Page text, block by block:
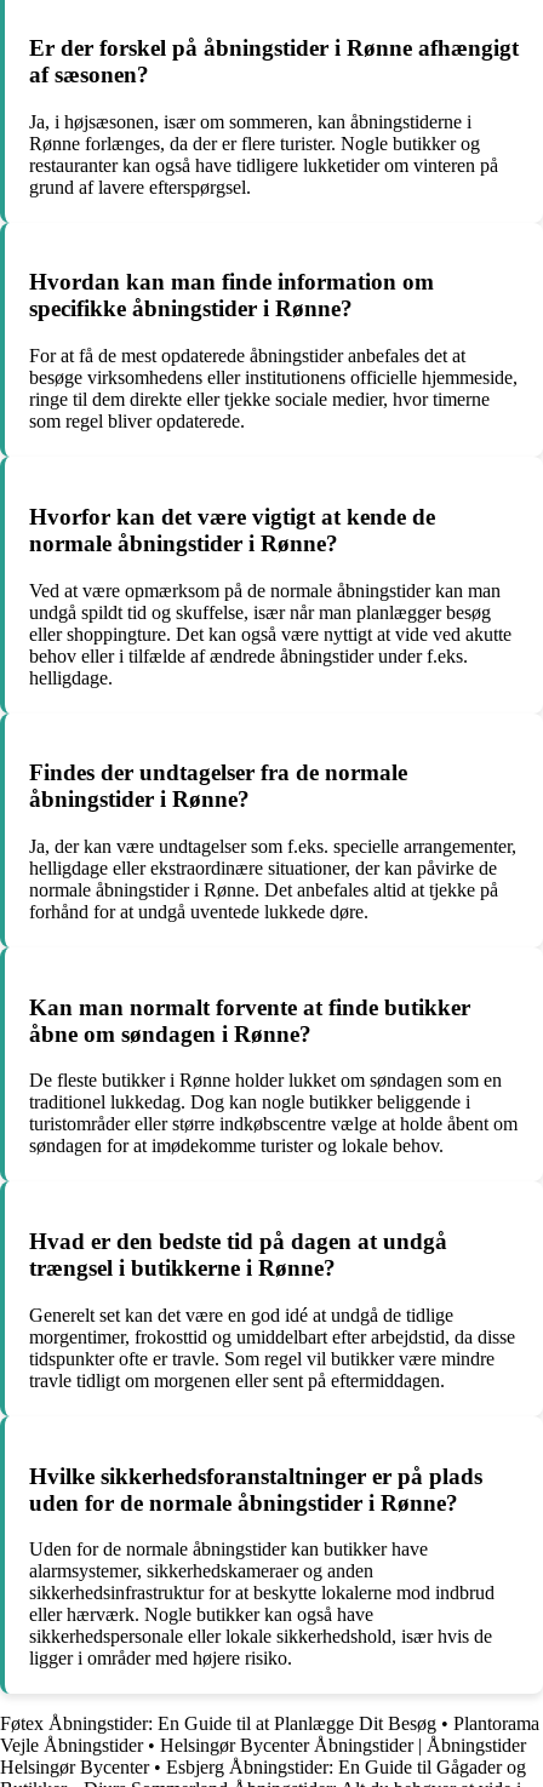
Er der forskel på åbningstider i Rønne afhængigt
af sæsonen?
Ja, i højsæsonen, især om sommeren, kan åbningstiderne i
Rønne forlænges, da der er flere turister. Nogle butikker og
restauranter kan også have tidligere lukketider om vinteren på
grund af lavere efterspørgsel.
Hvordan kan man finde information om
specifikke åbningstider i Rønne?
For at få de mest opdaterede åbningstider anbefales det at
besøge virksomhedens eller institutionens officielle hjemmeside,
ringe til dem direkte eller tjekke sociale medier, hvor timerne
som regel bliver opdaterede.
Hvorfor kan det være vigtigt at kende de
normale åbningstider i Rønne?
Ved at være opmærksom på de normale åbningstider kan man
undgå spildt tid og skuffelse, især når man planlægger besøg
eller shoppingture. Det kan også være nyttigt at vide ved akutte
behov eller i tilfælde af ændrede åbningstider under f.eks.
helligdage.
Findes der undtagelser fra de normale
åbningstider i Rønne?
Ja, der kan være undtagelser som f.eks. specielle arrangementer,
helligdage eller ekstraordinære situationer, der kan påvirke de
normale åbningstider i Rønne. Det anbefales altid at tjekke på
forhånd for at undgå uventede lukkede døre.
Kan man normalt forvente at finde butikker
åbne om søndagen i Rønne?
De fleste butikker i Rønne holder lukket om søndagen som en
traditionel lukkedag. Dog kan nogle butikker beliggende i
turistområder eller større indkøbscentre vælge at holde åbent om
søndagen for at imødekomme turister og lokale behov.
Hvad er den bedste tid på dagen at undgå
trængsel i butikkerne i Rønne?
Generelt set kan det være en god idé at undgå de tidlige
morgentimer, frokosttid og umiddelbart efter arbejdstid, da disse
tidspunkter ofte er travle. Som regel vil butikker være mindre
travle tidligt om morgenen eller sent på eftermiddagen.
Hvilke sikkerhedsforanstaltninger er på plads
uden for de normale åbningstider i Rønne?
Uden for de normale åbningstider kan butikker have
alarmsystemer, sikkerhedskameraer og anden
sikkerhedsinfrastruktur for at beskytte lokalerne mod indbrud
eller hærværk. Nogle butikker kan også have
sikkerhedspersonale eller lokale sikkerhedshold, især hvis de
ligger i områder med højere risiko.
Føtex Åbningstider: En Guide til at Planlægge Dit Besøg • Plantorama
Vejle Åbningstider• Helsingør Bycenter Åbningstider | Åbningstider
Helsingør Bycenter• Esbjerg Åbningstider: En Guide til Gågader og